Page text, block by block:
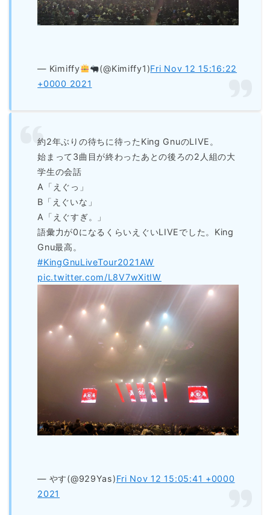
— Kimiffy (@Kimiffy1)Fri Nov 12 15:16:22
+0000 2021
約2年ぶりの待ちに待ったKing GnuのLIVE。
始まって3曲目が終わったあとの後ろの2人組の大
学生の会話
A「えぐっ」
B「えぐいな」
A「えぐすぎ。」
語彙力が0になるくらいえぐいLIVEでした。King
Gnu最高。
#KingGnuLiveTour2021AW
pic.twitter.com/L8V7wXitIW
— やす(@929Yas)Fri Nov 12 15:05:41 +0000
2021